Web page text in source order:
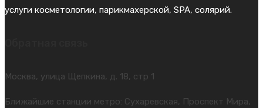
услуги косметологии, парикмахерской, SPA, солярий.
Москва, улица Щепкина, д. 18, стр 1
Ближайшие станции метро: Сухаревская, Проспект Мира,